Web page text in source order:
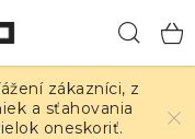
zákazníci, z
a sťahovania
oneskoriť.